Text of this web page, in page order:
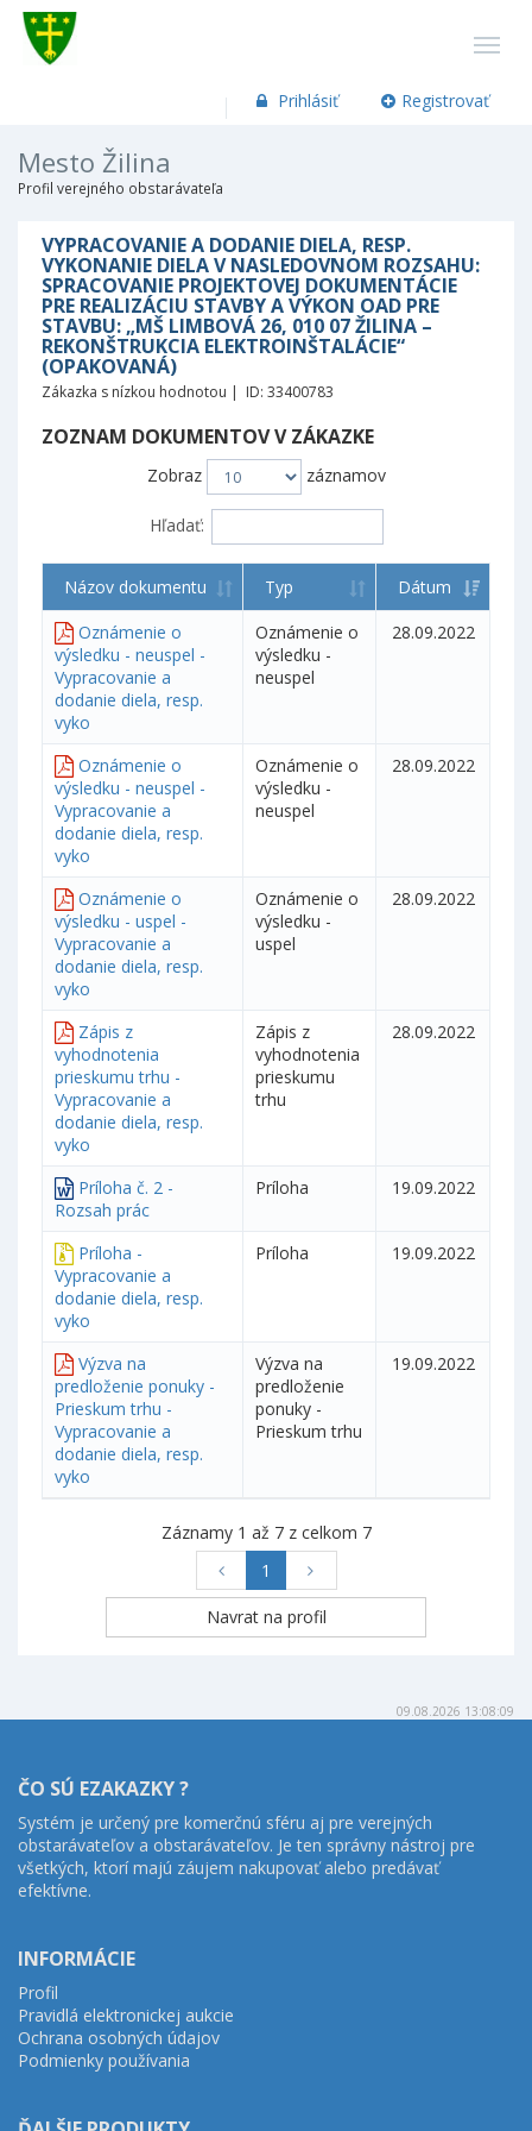
Prihlásiť Registrovať
Mesto Žilina
Profil verejného obstarávateľa
VYPRACOVANIE A DODANIE DIELA, RESP.
VYKONANIE DIELA V NASLEDOVNOM ROZSAHU:
SPRACOVANIE PROJEKTOVEJ DOKUMENTÁCIE
PRE REALIZÁCIU STAVBY A VÝKON OAD PRE
STAVBU: „MŠ LIMBOVÁ 26, 010 07 ŽILINA –
REKONŠTRUKCIA ELEKTROINŠTALÁCIE“
(OPAKOVANÁ)
Zákazka s nízkou hodnotou | ID: 33400783
ZOZNAM DOKUMENTOV V ZÁKAZKE
Zobraz záznamov
Hľadať:
Názov dokumentu Typ
Dátum
Oznámenie o
výsledku - neuspel -
Vypracovanie a
dodanie diela, resp.
vyko
Oznámenie o
výsledku -
neuspel
28.09.2022
Oznámenie o
výsledku - neuspel -
Vypracovanie a
dodanie diela, resp.
vyko
Oznámenie o
výsledku -
neuspel
28.09.2022
Oznámenie o
výsledku - uspel -
Vypracovanie a
dodanie diela, resp.
vyko
Oznámenie o
výsledku -
uspel
28.09.2022
Zápis z
vyhodnotenia
prieskumu trhu -
Vypracovanie a
dodanie diela, resp.
vyko
Zápis z
vyhodnotenia
prieskumu
trhu
28.09.2022
Príloha č. 2 -
Rozsah prác
Príloha 19.09.2022
Príloha -
Vypracovanie a
dodanie diela, resp.
vyko
Príloha 19.09.2022
Výzva na
predloženie ponuky -
Prieskum trhu -
Vypracovanie a
dodanie diela, resp.
vyko
Výzva na
predloženie
ponuky -
Prieskum trhu
19.09.2022
Záznamy 1 až 7 z celkom 7
1
09.08.2026 13:08:09
ČO SÚ EZAKAZKY ?
Systém je určený pre komerčnú sféru aj pre verejných
obstarávateľov a obstarávateľov. Je ten správny nástroj pre
všetkých, ktorí majú záujem nakupovať alebo predávať
efektívne.
INFORMÁCIE
Profil
Pravidlá elektronickej aukcie
Ochrana osobných údajov
Podmienky používania